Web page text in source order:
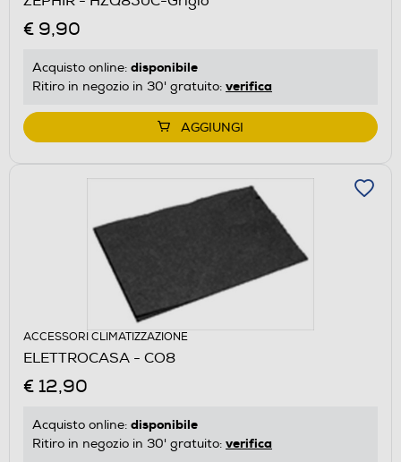
€ 9,90
Acquisto online: disponibile
Ritiro in negozio in 30' gratuito: verifica
AGGIUNGI
ACCESSORI CLIMATIZZAZIONE
ELETTROCASA - CO8
€ 12,90
Acquisto online: disponibile
Ritiro in negozio in 30' gratuito: verifica